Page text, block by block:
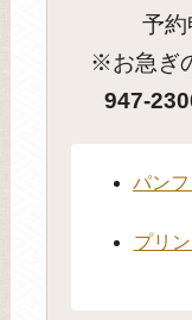
予約
※お急ぎ
947-
パン
プリ